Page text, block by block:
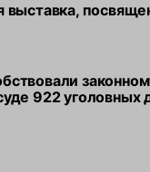
выставка,
922 уголовных